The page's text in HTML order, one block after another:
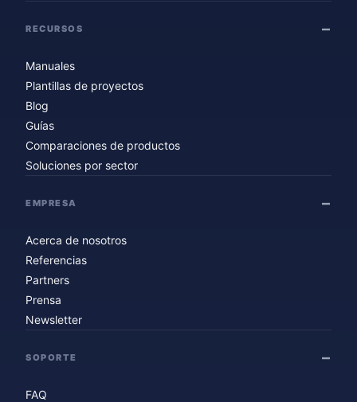
RECURSOS
Manuales
Plantillas de proyectos
Blog
Guías
Comparaciones de productos
Soluciones por sector
EMPRESA
Acerca de nosotros
Referencias
Partners
Prensa
Newsletter
SOPORTE
FAQ